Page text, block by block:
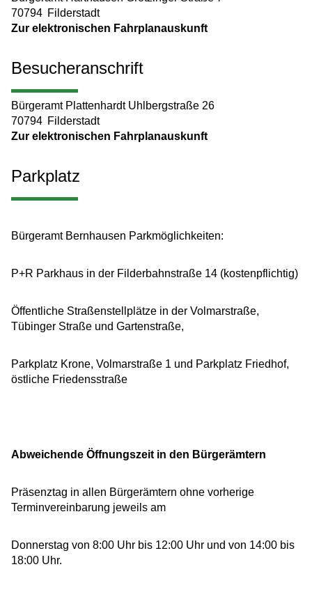
70794 Filderstadt
Zur elektronischen Fahrplanauskunft
Besucheranschrift
Bürgeramt Plattenhardt Uhlbergstraße 26
70794 Filderstadt
Zur elektronischen Fahrplanauskunft
Parkplatz
Bürgeramt Bernhausen Parkmöglichkeiten:
P+R Parkhaus in der Filderbahnstraße 14 (kostenpflichtig)
Öffentliche Straßenstellplätze in der Volmarstraße,
Tübinger Straße und Gartenstraße,
Parkplatz Krone, Volmarstraße 1 und Parkplatz Friedhof,
östliche Friedensstraße
Abweichende Öffnungszeit in den Bürgerämtern
Präsenztag in allen Bürgerämtern ohne vorherige
Terminvereinbarung jeweils am
Donnerstag von 8:00 Uhr bis 12:00 Uhr und von 14:00 bis
18:00 Uhr.